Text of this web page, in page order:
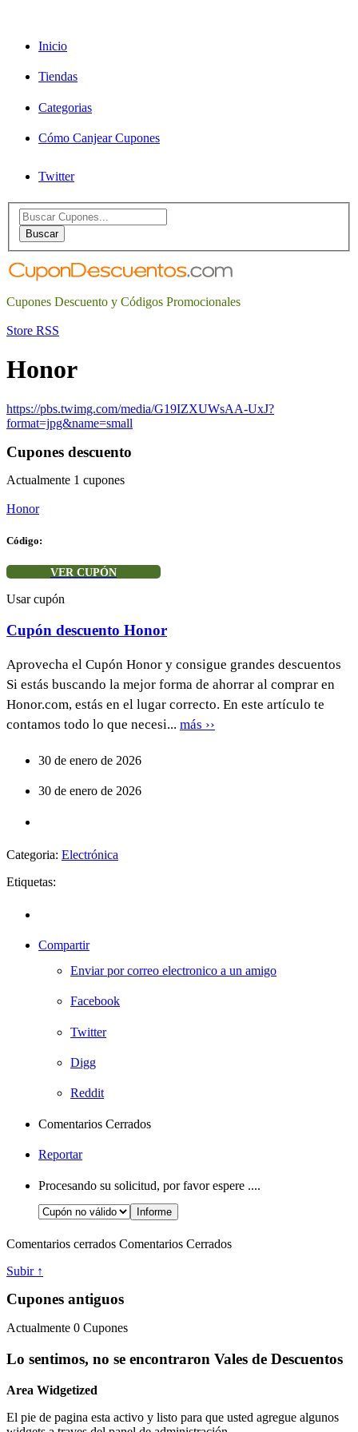
Inicio
Tiendas
Categorias
Cómo Canjear Cupones
Twitter
Search
for:Buscar
Cupones Descuento y Códigos Promocionales
Store RSS
Honor
https://pbs.twimg.com/media/G19IZXUWsAA-UxJ?
format=jpg&name=small
Cupones descuento
Actualmente 1 cupones
Honor
Código:
VER CUPÓN
Usar cupón
Cupón descuento Honor
Aprovecha el Cupón Honor y consigue grandes descuentos
Si estás buscando la mejor forma de ahorrar al comprar en
Honor.com, estás en el lugar correcto. En este artículo te
contamos todo lo que necesi... más ››
30 de enero de 2026
30 de enero de 2026
Categoria: Electrónica
Etiquetas:
Compartir
Enviar por correo electronico a un amigo
Facebook
Twitter
Digg
Reddit
Comentarios Cerrados
Reportar
Procesando su solicitud, por favor espere ....
Comentarios cerrados Comentarios Cerrados
Subir ↑
Cupones antiguos
Actualmente 0 Cupones
Lo sentimos, no se encontraron Vales de Descuentos
Area Widgetized
El pie de pagina esta activo y listo para que usted agregue algunos